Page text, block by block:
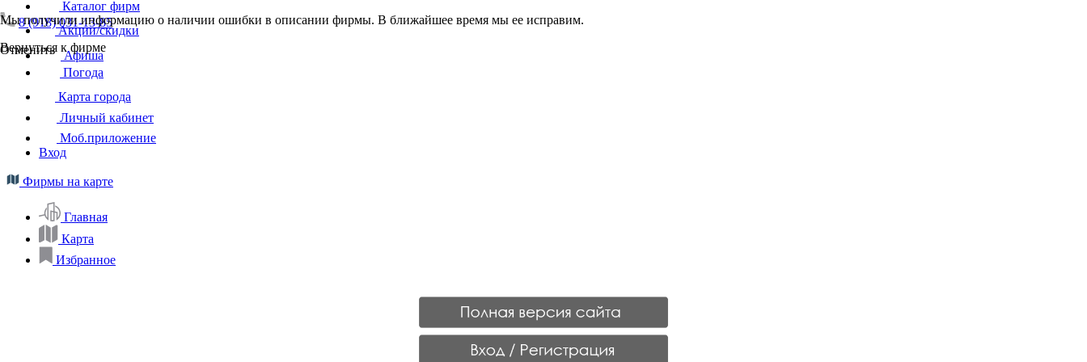
8 (918) 031-13-85
Отменить
Мы получили информацию о наличии ошибки в описании фирмы. В ближайшее время мы ее исправим.
Вернуться к фирме
Каталог фирм
Акции/скидки
Афиша
Погода
Карта города
Личный кабинет
Моб.приложение
Вход
Фирмы на карте
Главная
Карта
Избранное